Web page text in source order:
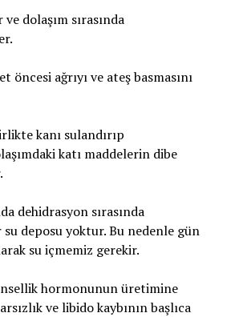
ve dolaşım sırasında
öncesi ağrıyı ve ateş basmasını
kanı sulandırıp
katı maddelerin dibe
dehidrasyon sırasında
deposu yoktur. Bu nedenle gün
su içmemiz gerekir.
hormonunun üretimine
ve libido kaybının başlıca